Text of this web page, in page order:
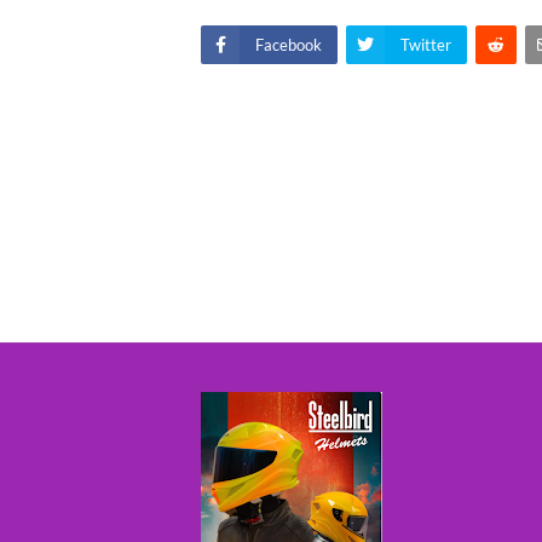
Facebook Twitter